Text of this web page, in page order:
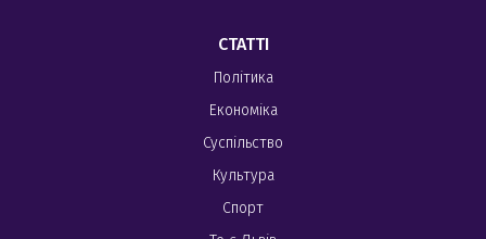
СТАТТІ
Політика
Економіка
Суспільство
Культура
Спорт